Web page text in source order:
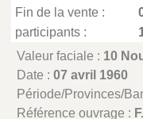
Fin de la vente :
participants :
Valeur faciale : 10
Date :07 avril 1960
Période/Provinces/
Référence ouvrage :